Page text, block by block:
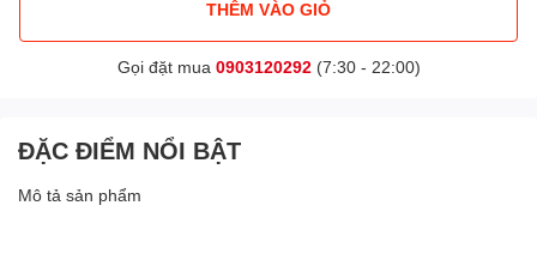
THÊM VÀO GIỎ
Gọi đặt mua 0903120292(7:30 - 22:00)
ĐẶC ĐIỂM NỔI BẬT
Mô tả sản phẩm